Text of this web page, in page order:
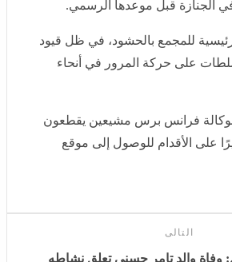
على مدار سبعة أيام، لتمر عبر
وصولا إلى محطتها الأخيرة حيث يُوارى
بمدينة مشهد.
اليوم السبت، بدء مراسم تشييع
إلى مصلى طهران الكبير صباح السبت
قبل موعدها الرسمي.
على حركة المرور في أنحاء